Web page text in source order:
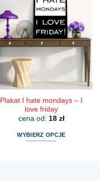
wiele
wariantów.
Opcje
można
wybrać
produktu
Plakat I hate mondays – I
love friday
cena od: 18 zł
WYBIERZ OPCJE